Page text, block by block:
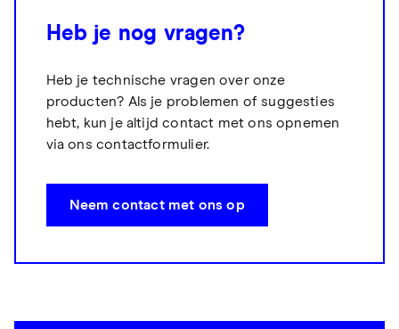
Heb je nog vragen?
Heb je technische vragen over onze
producten? Als je problemen of suggesties
hebt, kun je altijd contact met ons opnemen
via ons contactformulier.
Neem contact met ons op